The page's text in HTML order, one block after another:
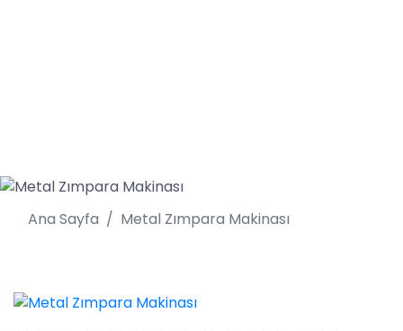
Ana Sayfa Metal Zımpara Makinası